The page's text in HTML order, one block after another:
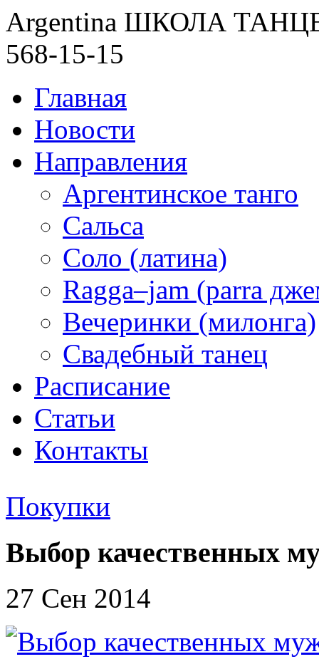
Argentina ШКОЛА
568-15-15
Главная
Новости
Направления
Аргентинское танго
Сальса
Соло (латина)
Ragga–jam (parra
Вечеринки (милонга)
Свадебный танец
Расписание
Статьи
Контакты
Покупки
Выбор качественных
27 Сен 2014